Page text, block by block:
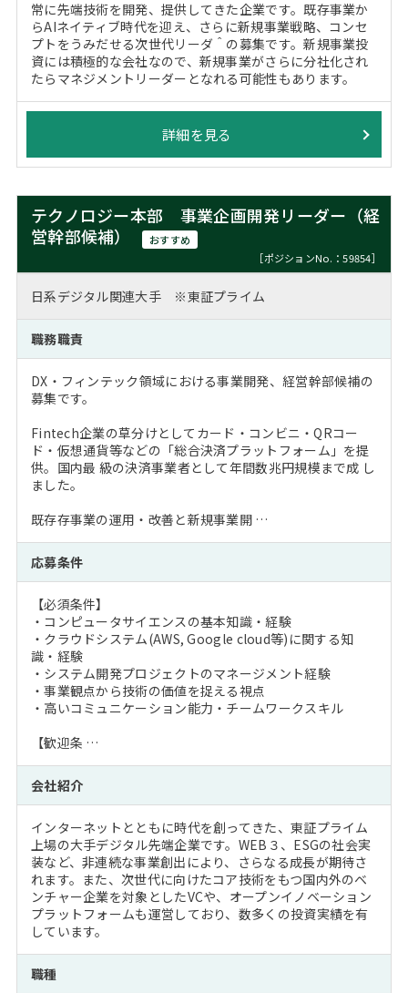
常に先端技術を開発、提供してきた企業です。既存事業か
らAIネイティブ時代を迎え、さらに新規事業戦略、コンセ
プトをうみだせる次世代リーダ＾の募集です。新規事業投
資には積極的な会社なので、新規事業がさらに分社化され
たらマネジメントリーダーとなれる可能性もあります。
詳細を見る
テクノロジー本部 事業企画開発リーダー（経
営幹部候補）
おすすめ
［ポジションNo.：59854］
日系デジタル関連大手 ※東証プライム
職務職責
DX・フィンテック領域における事業開発、経営幹部候補の
募集です。
Fintech企業の草分けとしてカード・コンビニ・QRコー
ド・仮想通貨等などの「総合決済プラットフォーム」を提
供。国内最 級の決済事業者として年間数兆円規模まで成 し
ました。
既存存事業の運用・改善と新規事業開 …
応募条件
【必須条件】
・コンピュータサイエンスの基本知識・経験
・クラウドシステム(AWS, Google cloud等)に関する知
識・経験
・システム開発プロジェクトのマネージメント経験
・事業観点から技術の価値を捉える視点
・高いコミュニケーション能力・チームワークスキル
【歓迎条 …
会社紹介
インターネットとともに時代を創ってきた、東証プライム
上場の大手デジタル先端企業です。WEB３、ESGの社会実
装など、非連続な事業創出により、さらなる成長が期待さ
れます。また、次世代に向けたコア技術をもつ国内外のベ
ンチャー企業を対象としたVCや、オープンイノベーション
プラットフォームも運営しており、数多くの投資実績を有
しています。
職種